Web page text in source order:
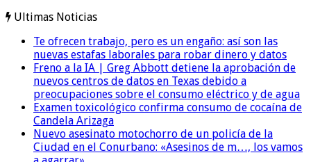
Ultimas Noticias
Te ofrecen trabajo, pero es un engaño: así son las
nuevas estafas laborales para robar dinero y datos
Freno a la IA | Greg Abbott detiene la aprobación de
nuevos centros de datos en Texas debido a
preocupaciones sobre el consumo eléctrico y de agua
Examen toxicológico confirma consumo de cocaína de
Candela Arizaga
Nuevo asesinato motochorro de un policía de la
Ciudad en el Conurbano: «Asesinos de m…, los vamos